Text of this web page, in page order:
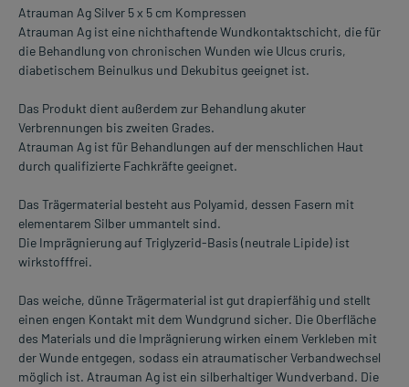
Atrauman Ag Silver 5 x 5 cm Kompressen
Atrauman Ag ist eine nichthaftende Wundkontaktschicht, die für
die Behandlung von chronischen Wunden wie Ulcus cruris,
diabetischem Beinulkus und Dekubitus geeignet ist.
Das Produkt dient außerdem zur Behandlung akuter
Verbrennungen bis zweiten Grades.
Atrauman Ag ist für Behandlungen auf der menschlichen Haut
durch qualifizierte Fachkräfte geeignet.
Das Trägermaterial besteht aus Polyamid, dessen Fasern mit
elementarem Silber ummantelt sind.
Die Imprägnierung auf Triglyzerid-Basis (neutrale Lipide) ist
wirkstofffrei.
Das weiche, dünne Trägermaterial ist gut drapierfähig und stellt
einen engen Kontakt mit dem Wundgrund sicher. Die Oberfläche
des Materials und die Imprägnierung wirken einem Verkleben mit
der Wunde entgegen, sodass ein atraumatischer Verbandwechsel
möglich ist. Atrauman Ag ist ein silberhaltiger Wundverband. Die